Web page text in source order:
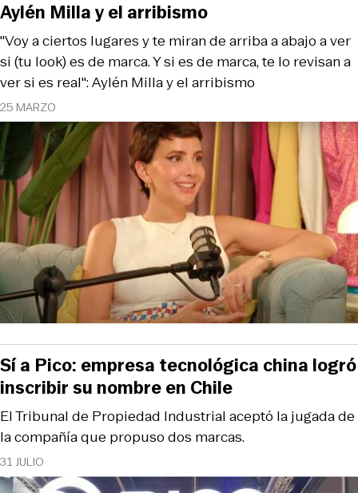
25 MARZO
"Voy a ciertos lugares y te miran de arriba a abajo a ver
si (tu look) es de marca. Y si es de marca, te lo revisan a
ver si es real": Aylén Milla y el arribismo
Aylén Milla y el arribismo
31 JULIO
El Tribunal de Propiedad Industrial aceptó la jugada de
la compañía que propuso dos marcas.
Sí a Pico: empresa tecnológica china logró
inscribir su nombre en Chile